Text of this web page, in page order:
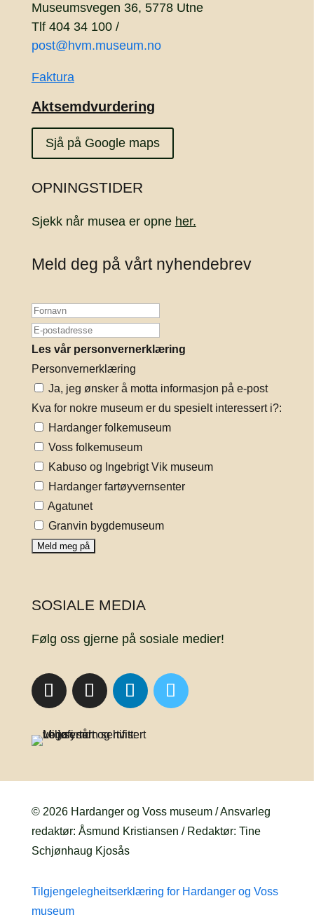
Museumsvegen 36, 5778 Utne
Tlf 404 34 100 /
post@hvm.museum.no
Faktura
Aktsemdvurdering
Sjå på Google maps
OPNINGSTIDER
Sjekk når musea er opne her.
Meld deg på vårt nyhendebrev
Les vår personvernerklæring
Personvernerklæring
Ja, jeg ønsker å motta informasjon på e-post
Kva for nokre museum er du spesielt interessert i?:
Hardanger folkemuseum
Voss folkemuseum
Kabuso og Ingebrigt Vik museum
Hardanger fartøyvernsenter
Agatunet
Granvin bygdemuseum
SOSIALE MEDIA
Følg oss gjerne på sosiale medier!
© 2026 Hardanger og Voss museum / Ansvarleg
redaktør: Åsmund Kristiansen / Redaktør: Tine
Schjønhaug Kjosås
Tilgjengelegheitserklæring for Hardanger og Voss
museum